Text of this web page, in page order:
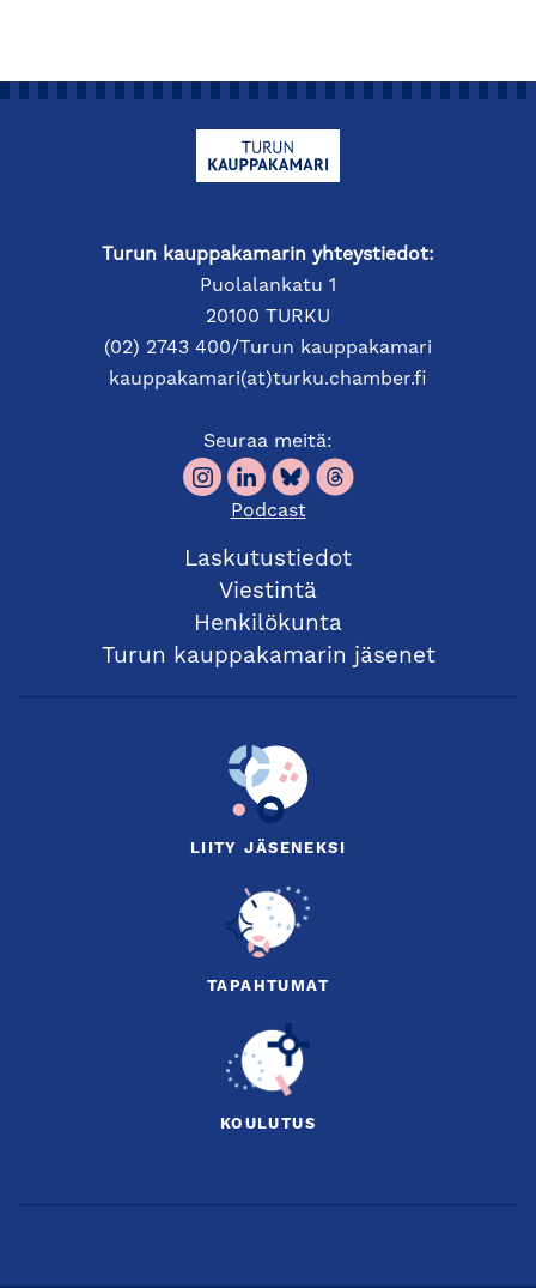
Turun kauppakamarin yhteystiedot:
Puolalankatu 1
20100 TURKU
(02) 2743 400/Turun kauppakamari
kauppakamari(at)turku.chamber.fi
Seuraa meitä:
Podcast
Laskutustiedot
Viestintä
Henkilökunta
Turun kauppakamarin jäsenet
LIITY JÄSENEKSI
TAPAHTUMAT
KOULUTUS